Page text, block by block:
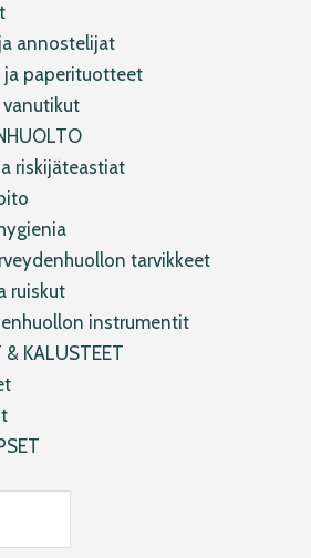
annostelijat
ja paperituotteet
vanutikut
riskijäteastiat
tarvikkeet
ruiskut
instrumentit
KALUSTEET